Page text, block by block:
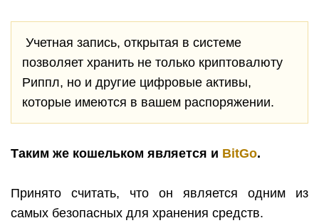
Учетная запись, открытая в системе
позволяет хранить не только криптовалюту
Риппл, но и другие цифровые активы,
которые имеются в вашем распоряжении.
Таким же кошельком является и BitGo.
Принято считать, что он является одним из
самых безопасных для хранения средств.